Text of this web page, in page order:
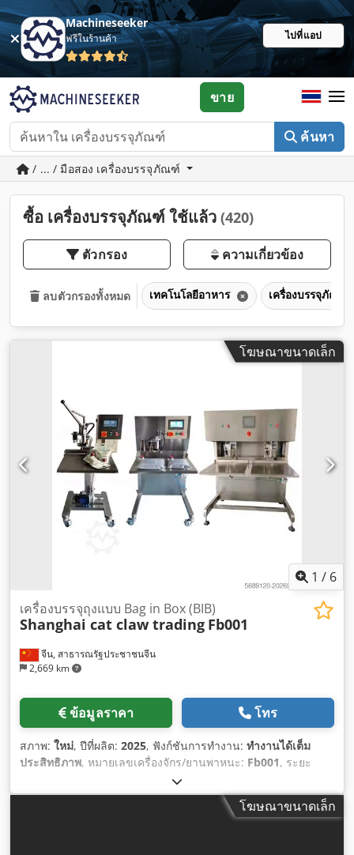
Machineseeker
ฟรีในร้านค้า ไปที่แอป
ค้นหา
ขาย
/ ... / มือสอง เครื่องบรรจุภัณฑ์
ซื้อ เครื่องบรรจุภัณฑ์ ใช้แล้ว (420)
ตัวกรอง ความเกี่ยวข้อง
ลบตัวกรองทั้งหมด เทคโนโลยีอาหาร เครื่องบรรจุภัณฑ์
โฆษณาขนาดเล็ก
1 / 6
จีน, สาธารณรัฐประชาชนจีน
2,669 km
เครื่องบรรจุถุงแบบ Bag in Box (BIB)
Shanghai cat claw trading Fb001
ข้อมูลราคา โทร
สภาพ: ใหม่, ปีที่ผลิต: 2025, ฟังก์ชันการทำงาน: ทำงานได้เต็ม
ประสิทธิภาพ, หมายเลขเครื่องจักร/ยานพาหนะ: Fb001, ระยะ
, ความสูงรวม:
ทั้งหมด:800 มม, ความยาวทั้งหมด:1,100 มม, ประเภทกระแส
100 กก. , กำลังของเซอร์โว
โฆษณาขนาดเล็ก